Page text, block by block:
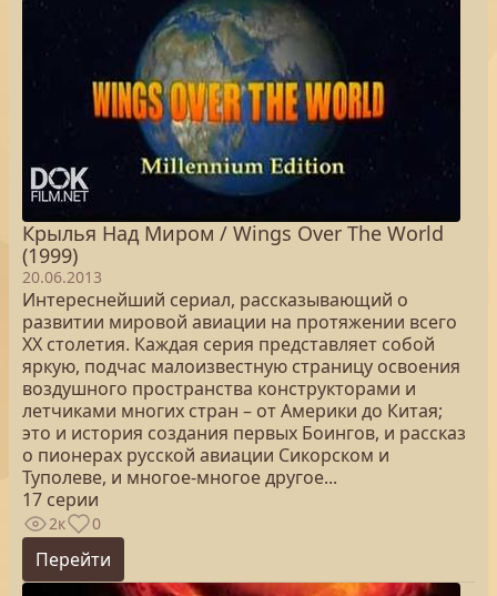
Крылья Над Миром / Wings Over The World
(1999)
20.06.2013
Интереснейший сериал, рассказывающий о
развитии мировой авиации на протяжении всего
ХХ столетия. Каждая серия представляет собой
яркую, подчас малоизвестную страницу освоения
воздушного пространства конструкторами и
летчиками многих стран – от Америки до Китая;
это и история создания первых Боингов, и рассказ
о пионерах русской авиации Сикорском и
Туполеве, и многое-многое другое...
17 серии
2к 0
Перейти